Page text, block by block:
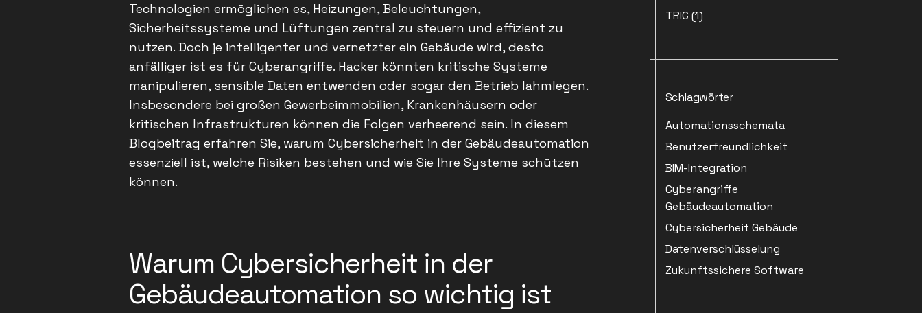
Technologien ermöglichen es, Heizungen, Beleuchtungen,
Sicherheitssysteme und Lüftungen zentral zu steuern und effizient zu
nutzen. Doch je intelligenter und vernetzter ein Gebäude wird, desto
anfälliger ist es für Cyberangriffe. Hacker könnten kritische Systeme
manipulieren, sensible Daten entwenden oder sogar den Betrieb lahmlegen.
Insbesondere bei großen Gewerbeimmobilien, Krankenhäusern oder
kritischen Infrastrukturen können die Folgen verheerend sein. In diesem
Blogbeitrag erfahren Sie, warum Cybersicherheit in der Gebäudeautomation
essenziell ist, welche Risiken bestehen und wie Sie Ihre Systeme schützen
können.
Warum Cybersicherheit in der
Gebäudeautomation so wichtig ist
TRIC (1)
Schlagwörter
Automationsschemata
Benutzerfreundlichkeit
BIM-Integration
Cyberangriffe
Gebäudeautomation
Cybersicherheit Gebäude
Datenverschlüsselung
Zukunftssichere Software